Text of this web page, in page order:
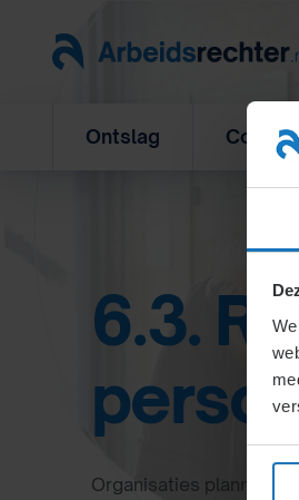
inhoud
Ontslag
6.3.
Organisaties plannen